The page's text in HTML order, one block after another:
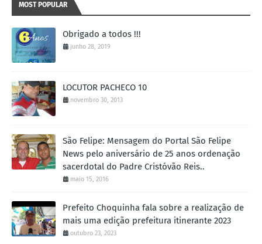
MOST POPULAR
Obrigado a todos !!!
junho 28, 2019
LOCUTOR PACHECO 10
novembro 30, 2013
São Felipe: Mensagem do Portal São Felipe
News pelo aniversário de 25 anos ordenação
sacerdotal do Padre Cristóvão Reis..
maio 15, 2016
Prefeito Choquinha fala sobre a realização de
mais uma edição prefeitura itinerante 2023
outubro 23, 2023